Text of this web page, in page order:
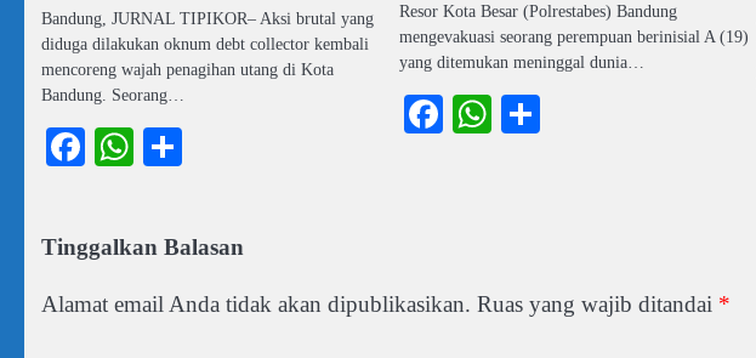
Bandung, JURNAL TIPIKOR– Aksi brutal yang
diduga dilakukan oknum debt collector kembali
mencoreng wajah penagihan utang di Kota
Bandung. Seorang…
Facebook
WhatsApp
Resor Kota Besar (Polrestabes) Bandung
mengevakuasi seorang perempuan berinisial A (19)
yang ditemukan meninggal dunia…
Facebook
WhatsApp
Tinggalkan Balasan
Alamat email Anda tidak akan dipublikasikan. Ruas yang wajib ditandai *